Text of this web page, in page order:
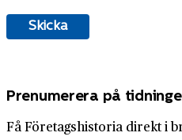
Prenumerera på
Få Företagshistoria direkt i